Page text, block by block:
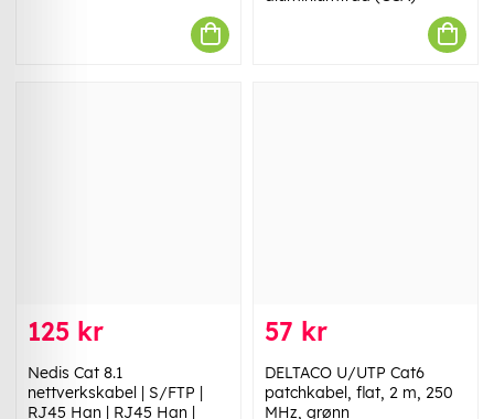
125 kr
Nedis Cat 8.1
nettverkskabel | S/FTP |
RJ45 Han | RJ45 Han |
57 kr
DELTACO U/UTP Cat6
patchkabel, flat, 2 m, 250
MHz, grønn